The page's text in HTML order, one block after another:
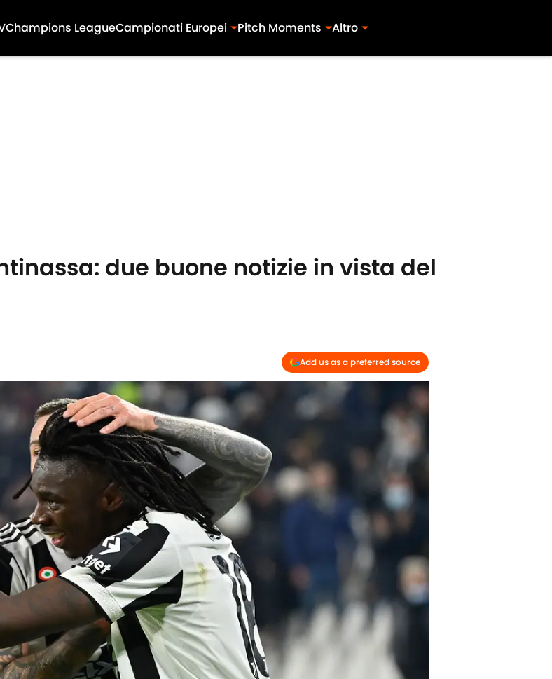
Champions LeagueCampionati Europei Pitch Moments Altro
due buone notizie in vista del
Add us as a preferred source